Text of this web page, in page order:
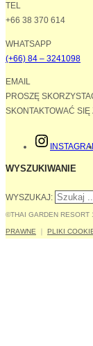
TEL
+66 38 370 614
WHATSAPP
(+66) 84 – 3241098
EMAIL
PROSZĘ
SKONTAKTOWAĆ SIĘ
WYSZUKIWANIE
WYSZUKAJ:
©THAI GARDEN
PRAWNE PLIKI